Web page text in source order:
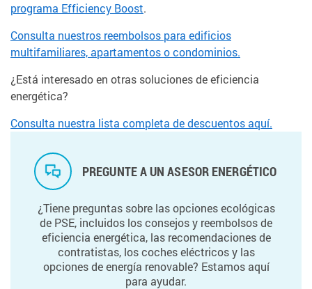
programa Efficiency Boost.
Consulta nuestros reembolsos para edificios
multifamiliares, apartamentos o condominios.
¿Está interesado en otras soluciones de eficiencia
energética?
Consulta nuestra lista completa de descuentos aquí.
PREGUNTE A UN ASESOR ENERGÉTICO
¿Tiene preguntas sobre las opciones ecológicas
de PSE, incluidos los consejos y reembolsos de
eficiencia energética, las recomendaciones de
contratistas, los coches eléctricos y las
opciones de energía renovable? Estamos aquí
para ayudar.